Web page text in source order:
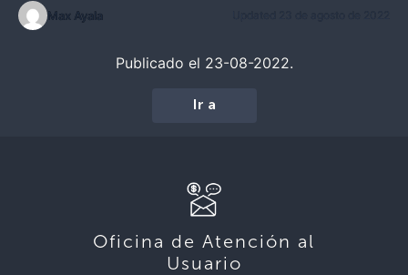
Max Ayala
Publicado el 23-08-2022.
Ir a
Oficina de Atención al
Usuario